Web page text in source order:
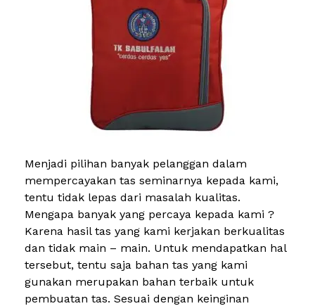
Menjadi pilihan banyak pelanggan dalam
mempercayakan tas seminarnya kepada kami,
tentu tidak lepas dari masalah kualitas.
Mengapa banyak yang percaya kepada kami ?
Karena hasil tas yang kami kerjakan berkualitas
dan tidak main – main. Untuk mendapatkan hal
tersebut, tentu saja bahan tas yang kami
gunakan merupakan bahan terbaik untuk
pembuatan tas. Sesuai dengan keinginan